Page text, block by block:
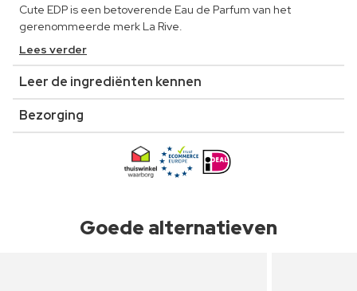
Cute EDP is een betoverende Eau de Parfum van het
gerenommeerde merk La Rive.
Lees verder
Leer de ingrediënten kennen
Bezorging
Goede alternatieven